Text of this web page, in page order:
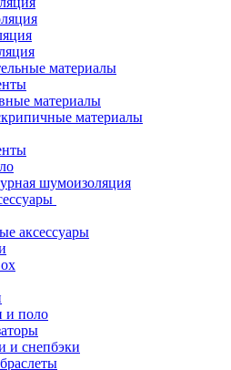
материалы
материалы
материалы
шумоизоляция
аксессуары
и поло
и снепбэки